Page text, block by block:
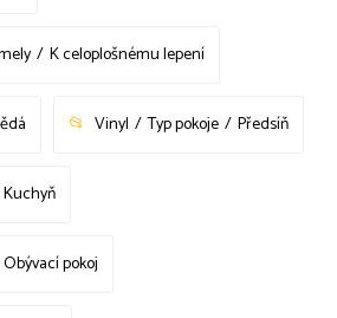
K celoplošnému lepení
Vinyl Typ pokoje Předsíň
Kuchyň
Obývací pokoj